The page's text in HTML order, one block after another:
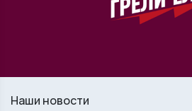
Наши новости